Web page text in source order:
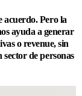
acuerdo. Pero la
ayuda a generar
o revenue, sin
de personas